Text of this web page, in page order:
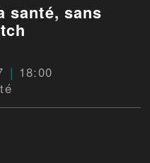
santé, sans
18:00